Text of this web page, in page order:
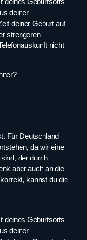
deiner
deiner Geburt auf
strengeren
nicht
Für Deutschland
da wir eine
der durch
aber auch an die
kannst du die
deines Geburtsorts
deiner